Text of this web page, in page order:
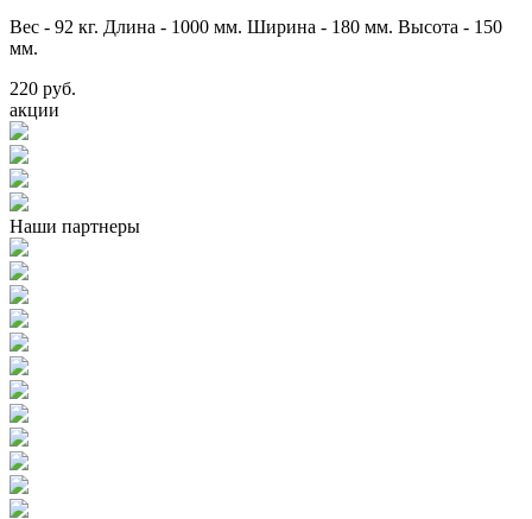
Вес - 92 кг. Длина - 1000 мм. Ширина - 180 мм. Высота - 150
мм.
220 руб.
акции
Наши партнеры